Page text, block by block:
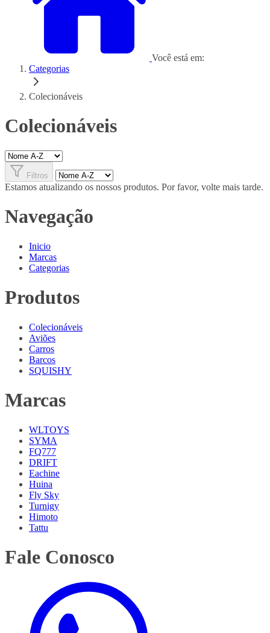
Você está em:
Categorias
Colecionáveis
Colecionáveis
Filtros
Estamos atualizando os nossos produtos. Por favor, volte mais tarde.
Navegação
Inicio
Marcas
Categorias
Produtos
Colecionáveis
Aviões
Carros
Barcos
SQUISHY
Marcas
WLTOYS
SYMA
FQ777
DRIFT
Eachine
Huina
Fly Sky
Turnigy
Himoto
Tattu
Fale Conosco